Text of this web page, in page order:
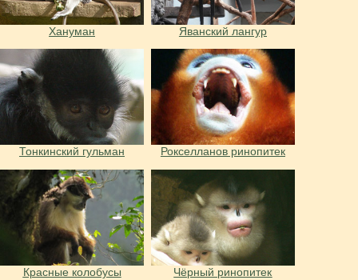
Хануман Яванский лангур
Тонкинский гульман Рокселланов ринопитек
Красные колобусы Чёрный ринопитек